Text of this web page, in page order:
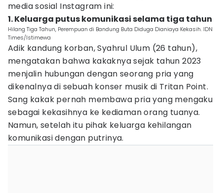
media sosial Instagram ini:
1. Keluarga putus komunikasi selama tiga tahun
Hilang Tiga Tahun, Perempuan di Bandung Buta Diduga Dianiaya Kekasih. IDN
Times/Istimewa
Adik kandung korban, Syahrul Ulum (26 tahun),
mengatakan bahwa kakaknya sejak tahun 2023
menjalin hubungan dengan seorang pria yang
dikenalnya di sebuah konser musik di Tritan Point.
Sang kakak pernah membawa pria yang mengaku
sebagai kekasihnya ke kediaman orang tuanya.
Namun, setelah itu pihak keluarga kehilangan
komunikasi dengan putrinya.